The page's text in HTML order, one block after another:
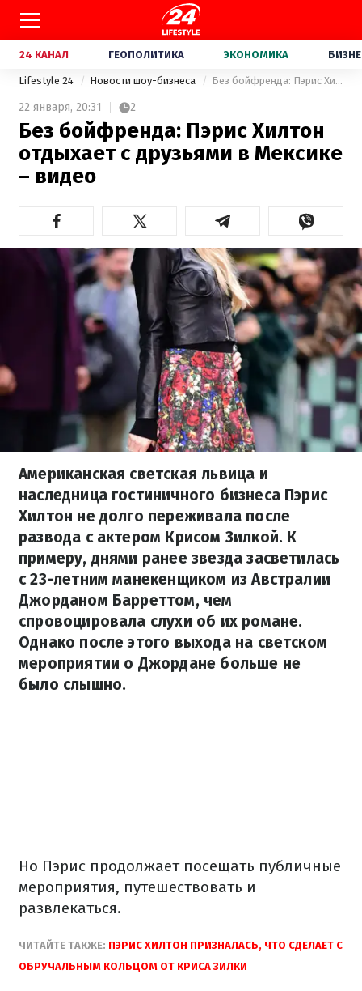
24 КАНАЛ ГЕОПОЛИТИКА ЭКОНОМИКА
Lifestyle 24 Новости шоу-бизнеса Без бойфренда: Пэрис Хилтон отдыхает с друзьями в Мексике – видео
22 января, 20:31 2
Без бойфренда: Пэрис Хилтон
отдыхает с друзьями в Мексике
– видео
Американская светская львица и
наследница гостиничного бизнеса Пэрис
Хилтон не долго переживала после
развода с актером Крисом Зилкой. К
примеру, днями ранее звезда засветилась
с 23-летним манекенщиком из Австралии
Джорданом Барреттом, чем
спровоцировала слухи об их романе.
Однако после этого выхода на светском
мероприятии о Джордане больше не
было слышно.
Но Пэрис продолжает посещать публичные
мероприятия, путешествовать и
развлекаться.
ЧИТАЙТЕ ТАКЖЕ: ПЭРИС ХИЛТОН ПРИЗНАЛАСЬ, ЧТО СДЕЛАЕТ С
ОБРУЧАЛЬНЫМ КОЛЬЦОМ ОТ КРИСА ЗИЛКИ